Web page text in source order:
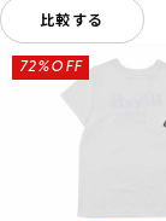
比較する
72%OFF